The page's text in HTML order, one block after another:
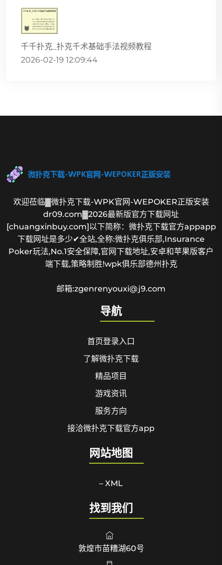
千千扑克_扑克千术基础手法视频教程
2026-02-19 12:09:44
欢迎莅临▓微扑克下载-WPK官网-WEPOKER正版安装
dr09.com▓2026最新版官方下载网址
[chuangxinbuy.com]以下简称：微扑克下载官方appapp
下载网址是多少✔全站,全称:微扑克俱乐部,Insurance
Poker玩法,No.1安全保障,官网下载地址,安卓和苹果版客户
端下载,策略制胜!wpk俱乐部德州扑克
邮箱:zgenrenyouxi@j9.com
导航
首页登录入口
了解微扑克下载
精品项目
游戏资讯
服务方向
接洽微扑克下载官方app
网站地图
– XML
找到我们
敦煌市苗糟湖60号